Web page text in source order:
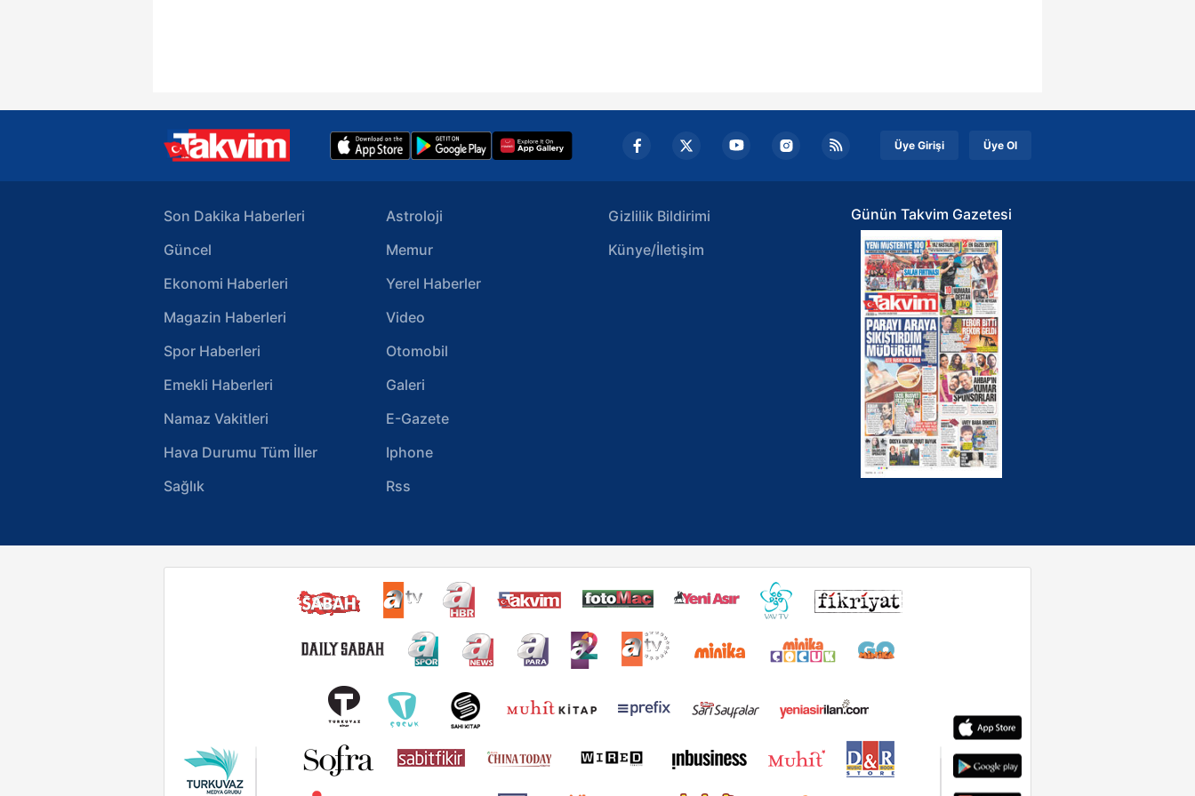
Üye Girişi Üye Ol
Son Dakika Haberleri
Güncel
Ekonomi Haberleri
Magazin Haberleri
Spor Haberleri
Emekli Haberleri
Namaz Vakitleri
Hava Durumu Tüm İller
Sağlık
Astroloji
Memur
Yerel Haberler
Video
Otomobil
Galeri
E-Gazete
Iphone
Rss
Gizlilik Bildirimi
Künye/İletişim
Günün Takvim Gazetesi